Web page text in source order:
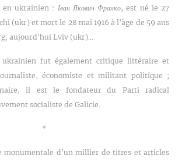
en ukrainien : Іван Якович Франко, est né le 27
(ukr) et mort le 28 mai 1916 à l'âge de 59 ans
aujourd'hui Lviv (ukr)...
fut également critique littéraire et
économiste et militant politique ;
il est le fondateur du Parti radical
socialiste de Galicie.
*
monumentale d'un millier de titres et articles